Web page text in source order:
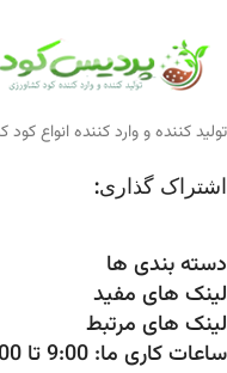
تولید کننده و وارد کننده انواع
اشتراک گذاری:
دسته بندی ها
لینک های مفید
لینک های مرتبط
ساعات کاری ما: 9:00 تا 18:00